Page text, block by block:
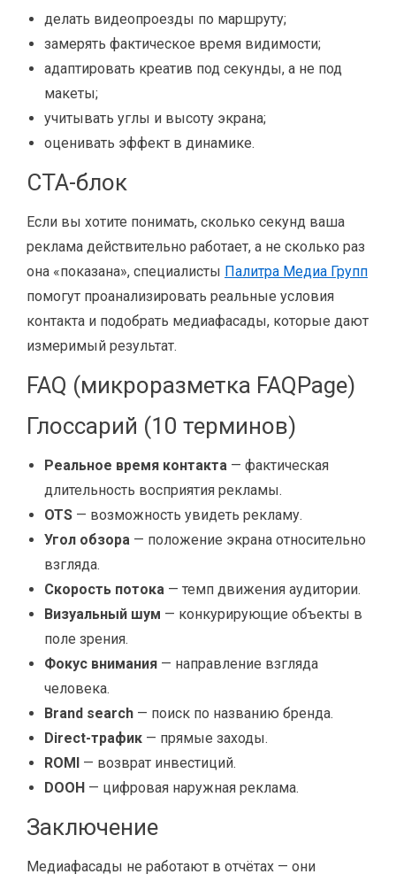
делать видеопроезды по маршруту;
замерять фактическое время видимости;
адаптировать креатив под секунды, а не под
макеты;
учитывать углы и высоту экрана;
оценивать эффект в динамике.
CTA-блок
Если вы хотите понимать, сколько секунд ваша
реклама действительно работает, а не сколько раз
она «показана», специалисты Палитра Медиа Групп
помогут проанализировать реальные условия
контакта и подобрать медиафасады, которые дают
измеримый результат.
FAQ (микроразметка FAQPage)
Глоссарий (10 терминов)
Реальное время контакта — фактическая
длительность восприятия рекламы.
OTS — возможность увидеть рекламу.
Угол обзора — положение экрана относительно
взгляда.
Скорость потока — темп движения аудитории.
Визуальный шум — конкурирующие объекты в
поле зрения.
Фокус внимания — направление взгляда
человека.
Brand search — поиск по названию бренда.
Direct-трафик — прямые заходы.
ROMI — возврат инвестиций.
DOOH — цифровая наружная реклама.
Заключение
Медиафасады не работают в отчётах — они